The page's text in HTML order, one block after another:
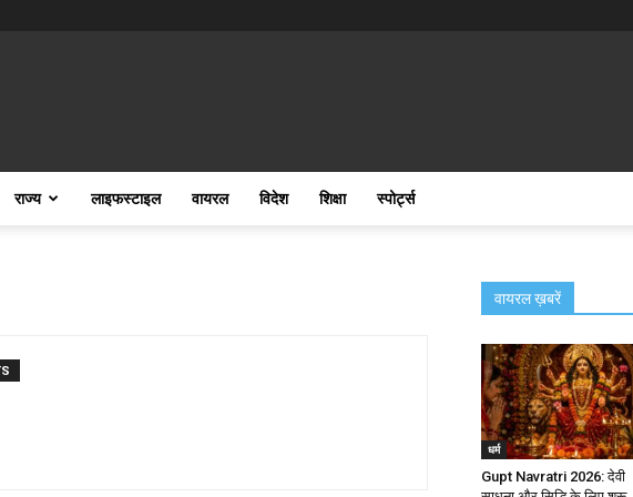
राज्य लाइफस्टाइल वायरल विदेश शिक्षा स्पोर्ट्स
वायरल ख़बरें
धर्म
Gupt Navratri 2026: देवी